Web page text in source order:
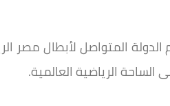
المتواصل لأبطال مصر
الرياضية العالمية.